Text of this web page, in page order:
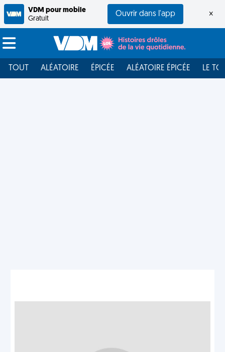
VDM pour mobile
Gratuit
Ouvrir dans l'app ×
TOUT ALÉATOIRE ÉPICÉE ALÉATOIRE ÉPICÉE LE